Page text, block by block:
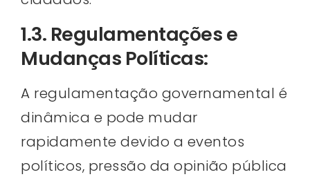
1.3. Regulamentações e
Mudanças Políticas:
A regulamentação governamental é
dinâmica e pode mudar
rapidamente devido a eventos
políticos, pressão da opinião pública